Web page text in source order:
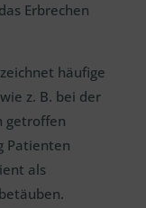
Erbrechen
häufige
z. B. bei der
getroffen
Patienten
als